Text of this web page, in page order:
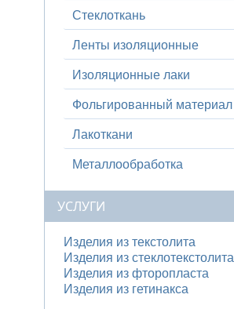
Стеклоткань
Ленты изоляционные
Изоляционные лаки
Фольгированный материал
Лакоткани
Металлообработка
УСЛУГИ
Изделия из текстолита
Изделия из стеклотекстолита
Изделия из фторопласта
Изделия из гетинакса